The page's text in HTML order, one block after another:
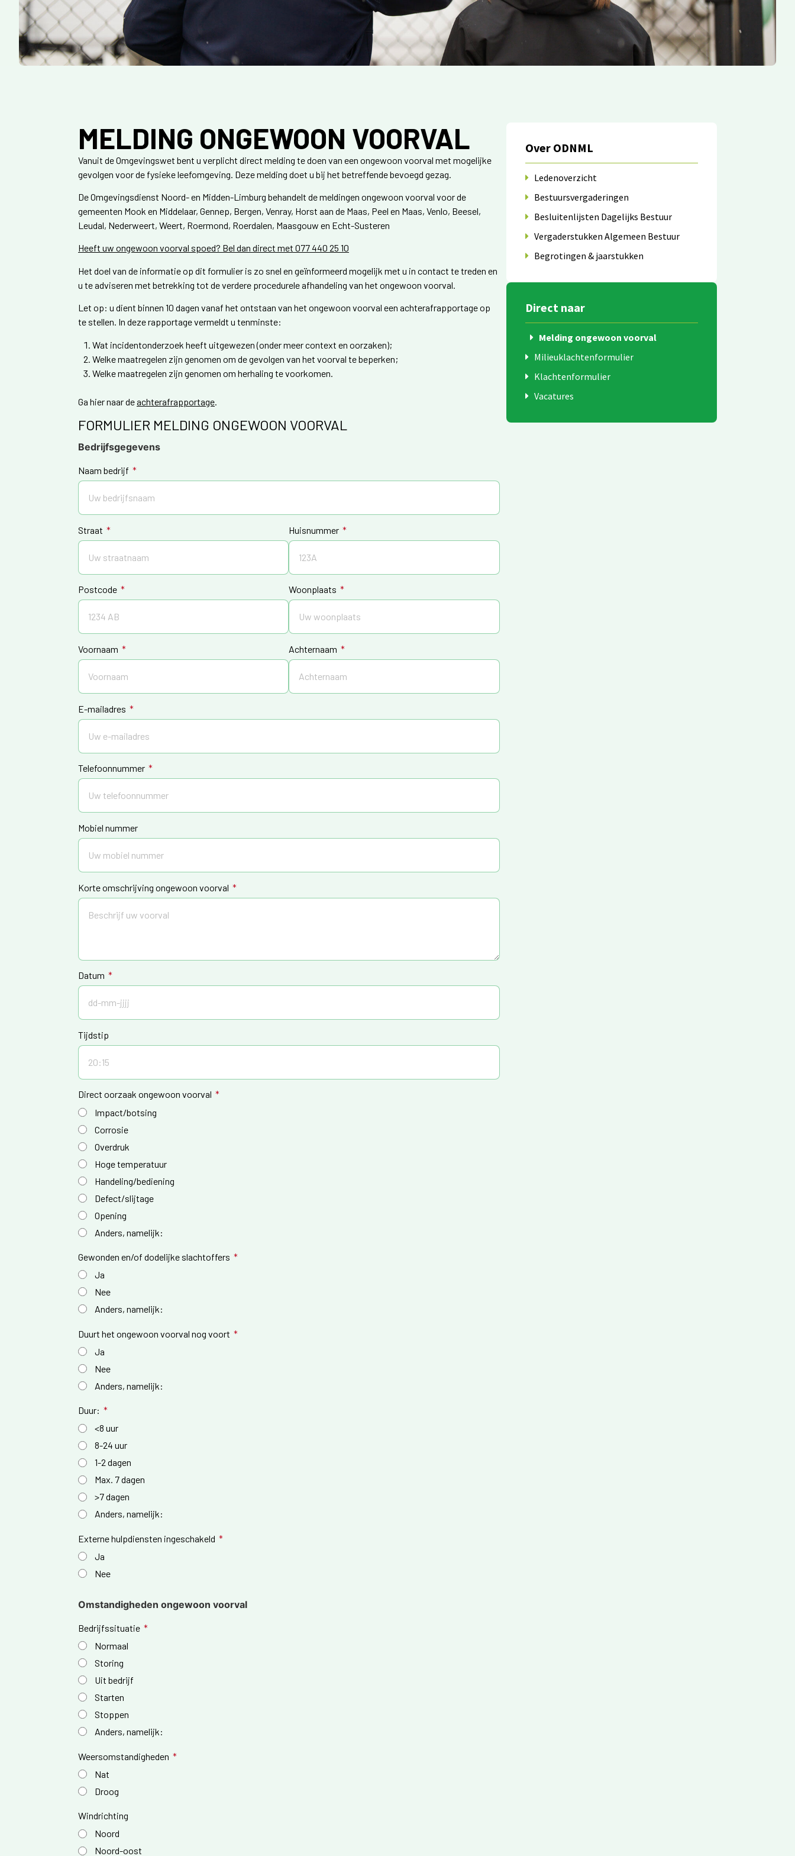
MELDING ONGEWOON VOORVAL
Vanuit de Omgevingswet bent u verplicht direct melding te doen van een ongewoon voorval met mogelijke
gevolgen voor de fysieke leefomgeving. Deze melding doet u bij het betreffende bevoegd gezag.
De Omgevingsdienst Noord- en Midden-Limburg behandelt de meldingen ongewoon voorval voor de
gemeenten Mook en Middelaar, Gennep, Bergen, Venray, Horst aan de Maas, Peel en Maas, Venlo, Beesel,
Leudal, Nederweert, Weert, Roermond, Roerdalen, Maasgouw en Echt-Susteren
Heeft uw ongewoon voorval spoed? Bel dan direct met 077 440 25 10
Het doel van de informatie op dit formulier is zo snel en geïnformeerd mogelijk met u in contact te treden en
u te adviseren met betrekking tot de verdere procedurele afhandeling van het ongewoon voorval.
Let op: u dient binnen 10 dagen vanaf het ontstaan van het ongewoon voorval een achterafrapportage op
te stellen. In deze rapportage vermeldt u tenminste:
Wat incidentonderzoek heeft uitgewezen (onder meer context en oorzaken);
Welke maatregelen zijn genomen om de gevolgen van het voorval te beperken;
Welke maatregelen zijn genomen om herhaling te voorkomen.
Ga hier naar deachterafrapportage
FORMULIER MELDING ONGEWOON VOORVAL
Bedrijfsgegevens
Naam bedrijf
Straat Huisnummer
Postcode Woonplaats
Voornaam Achternaam
E-mailadres
Telefoonnummer
Mobiel nummer
Korte omschrijving ongewoon voorval
Datum
Tijdstip
Direct oorzaak ongewoon voorval
Impact/botsing
Corrosie
Overdruk
Hoge temperatuur
Handeling/bediening
Defect/slijtage
Opening
Anders, namelijk:
Gewonden en/of dodelijke slachtoffers
Ja
Nee
Anders, namelijk:
Duurt het ongewoon voorval nog voort
Ja
Nee
Anders, namelijk:
Duur:
<8 uur
8-24 uur
1-2 dagen
Max. 7 dagen
>7 dagen
Anders, namelijk:
Externe hulpdiensten ingeschakeld
Ja
Nee
Omstandigheden ongewoon voorval
Bedrijfssituatie
Normaal
Storing
Uit bedrijf
Starten
Stoppen
Anders, namelijk:
Weersomstandigheden
Nat
Droog
Windrichting
Noord
Noord-oost
Over ODNML
Ledenoverzicht
Bestuursvergaderingen
Besluitenlijsten Dagelijks Bestuur
Vergaderstukken Algemeen Bestuur
Begrotingen & jaarstukken
Direct naar
Melding ongewoon voorval
Milieuklachtenformulier
Klachtenformulier
Vacatures